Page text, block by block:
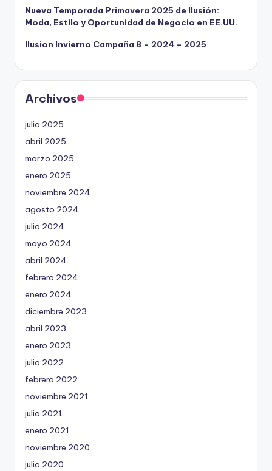
Nueva Temporada Primavera 2025 de Ilusión:
Moda, Estilo y Oportunidad de Negocio en EE.UU.
Ilusion Invierno Campaña 8 – 2024 – 2025
Archivos
julio 2025
abril 2025
marzo 2025
enero 2025
noviembre 2024
agosto 2024
julio 2024
mayo 2024
abril 2024
febrero 2024
enero 2024
diciembre 2023
abril 2023
enero 2023
julio 2022
febrero 2022
noviembre 2021
julio 2021
enero 2021
noviembre 2020
julio 2020